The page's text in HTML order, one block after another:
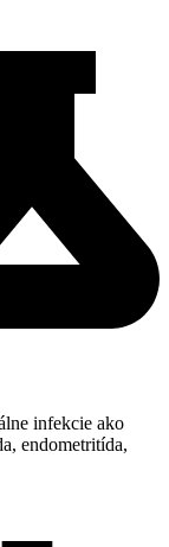
infekcie ako
endometritída,